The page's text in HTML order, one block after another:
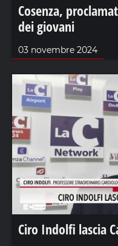
Cosenza,
dei giovani
03 novembre 2024
Ciro Indolfi lascia